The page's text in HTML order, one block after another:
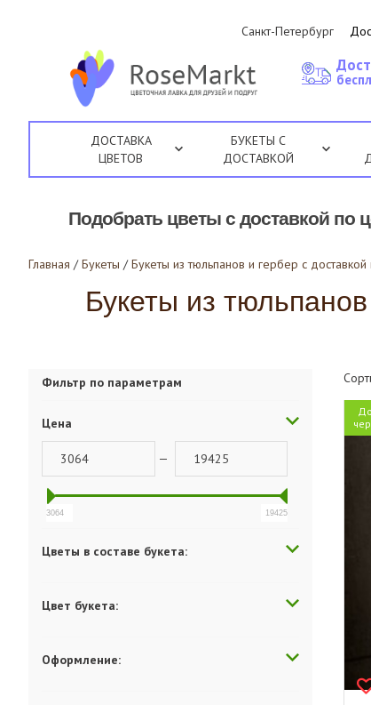
Санкт-Петербург
ДОСТАВКА
ЦВЕТОВ
БУКЕТЫ С
ДОСТАВКОЙ
Подобрать цветы с доставкой по
Главная / Букеты / Букеты из тюльпанов и гербер с
Букеты из
Фильтр по параметрам
Цена
—
3064 19425
Цветы в составе букета:
Цвет букета:
Оформление: